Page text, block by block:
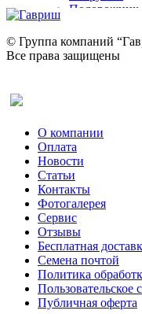
Подорожник
Ревень
Рукола
Рута
Тмин
Трава для чая
Туласи
Укроп
Фенхель
Хризантема
Цикорий
Цикорий
Черемша
Шпинат
Щавель
Эндивий
Эстрагон
© Группа компаний
Все права защищены
О компании
Оплата
Новости
Статьи
Контакты
Фотогалерея​
Сервис
Отзывы
Бесплатная
Семена почтой
Политика
Пользовательское
Публичная оферта